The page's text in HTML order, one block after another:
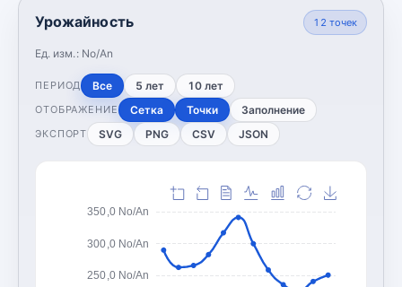
Урожайность
Ед. изм.: No/An
12 точек
ПЕРИОД Все 5 лет 10 лет
ОТОБРАЖЕНИЕ Сетка Точки Заполнение
ЭКСПОРТ SVG PNG CSV JSON
250,0 No/An
300,0 No/An
350,0 No/An